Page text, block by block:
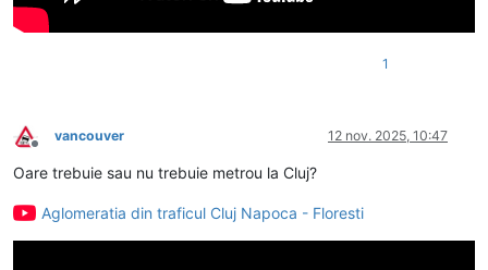
1
Deconectat
vancouver 12 nov. 2025, 10:47
Oare trebuie sau nu trebuie metrou la Cluj?
Aglomeratia din traficul Cluj Napoca - Floresti